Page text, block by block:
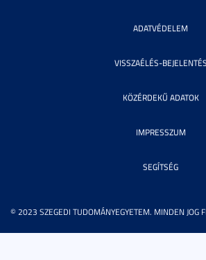
© 2023 SZEGEDI TUDOMÁNYEGYETEM. MINDEN JOG
ADATVÉDELEM
VISSZAÉLÉS-BEJELENTÉS
KÖZÉRDEKŰ ADATOK
IMPRESSZUM
SEGÍTSÉG